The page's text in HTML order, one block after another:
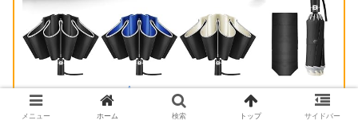
＝＞Amazonで買う👆
メニュー ホーム 検索 トップ サイドバー